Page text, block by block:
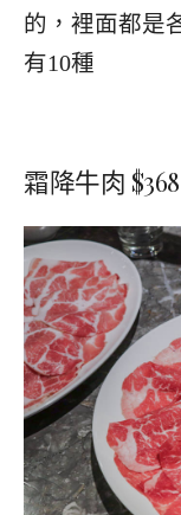
的，裡面都是
有10種
霜降牛肉 $368